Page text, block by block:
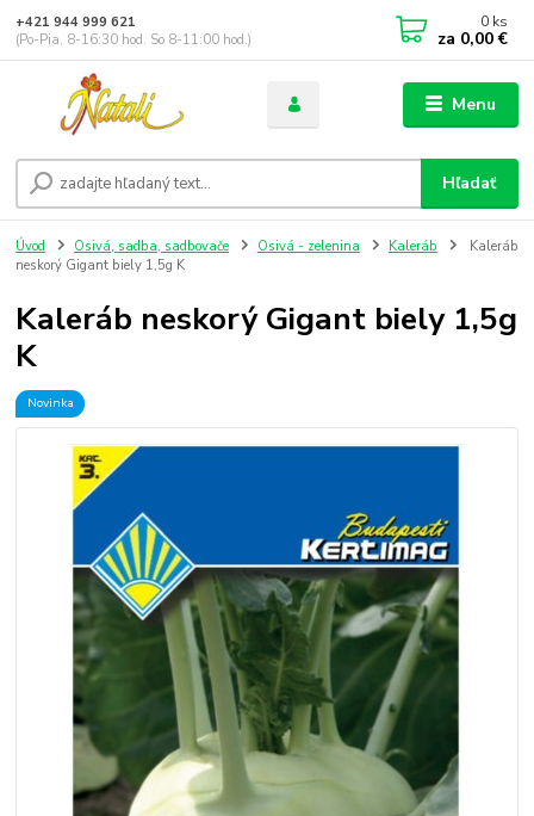
Menu
Hľadať
+421 944 999 621
(Po-Pia, 8-16:30 hod. So 8-11:00 hod.)
0 ks
za 0,00 €
Úvod Osivá, sadba, sadbovače Osivá - zelenina Kaleráb
Kaleráb
neskorý Gigant biely 1,5g K
Kaleráb neskorý Gigant biely 1,5g
K
Novinka